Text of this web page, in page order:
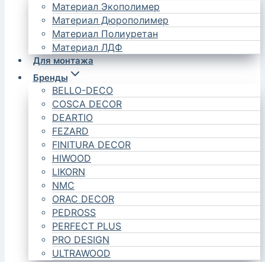
Материал Экополимер
Материал Дюрополимер
Материал Полиуретан
Материал ЛДФ
Для монтажа
Бренды
BELLO-DECO
COSCA DECOR
DEARTIO
FEZARD
FINITURA DECOR
HIWOOD
LIKORN
NMC
ORAC DECOR
PEDROSS
PERFECT PLUS
PRO DESIGN
ULTRAWOOD